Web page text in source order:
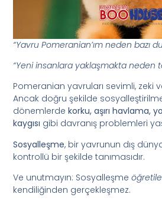
“Yavru Pomeranian’ım neden bazı
“Yeni insanlara yaklaşmakta neden
Pomeranian yavruları sevimli, zeki
Ancak doğru şekilde
dönemlerdekorku, aşırı havlama,
kaygısı gibi davranış problemleri
Sosyalleşme, bir yavrunun dış
kontrollü bir şekilde tanımasıdır.
Ve unutmayın: Sosyalleşme
kendiliğinden gerçekleşmez.